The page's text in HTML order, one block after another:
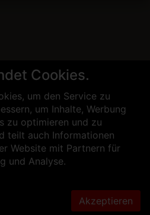
Cookies.
um den Service zu
um Inhalte, Werbung
zu optimieren und zu
teilt auch Informationen
Website mit Partnern für
und Analyse.
Akzeptieren